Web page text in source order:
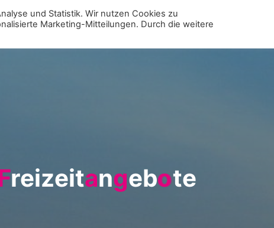
MENÜ ZUR VEREINSSEITE
reizeitangebo
ote
und Statistik. Wir nutzen Cookies zu
Marketing-Mitteilungen. Durch die weitere